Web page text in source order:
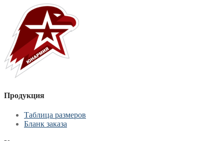
Продукция
Таблица размеров
Бланк заказа